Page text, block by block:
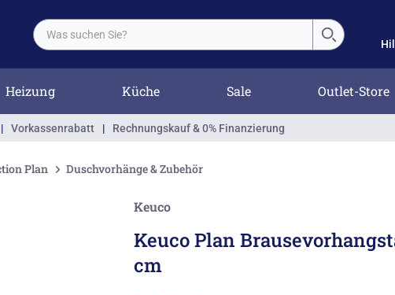
Heizung Küche Sale Outlet-Store
| Vorkassenrabatt | Rechnungskauf & 0% Finanzierung
Plan Duschvorhänge & Zubehör
Keuco
Keuco Plan
cm